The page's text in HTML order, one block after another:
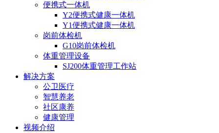
便携式一体机
Y2便携式健康一体机
Y1便携式健康一体机
岗前体检机
G10岗前体检机
体重管理设备
SJ200体重管理工作站
解决方案
公卫医疗
智慧养老
社区康养
健康管理
视频介绍